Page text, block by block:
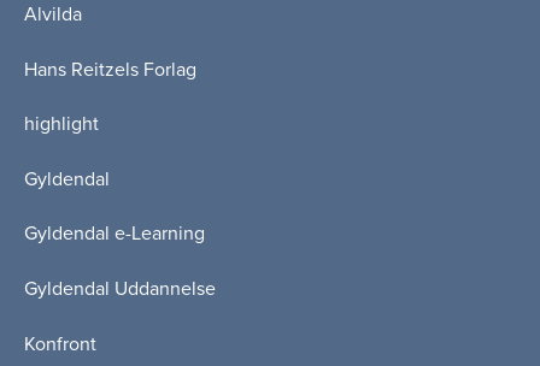
Alvilda
Hans Reitzels Forlag
highlight
Gyldendal
Gyldendal e-Learning
Gyldendal Uddannelse
Konfront